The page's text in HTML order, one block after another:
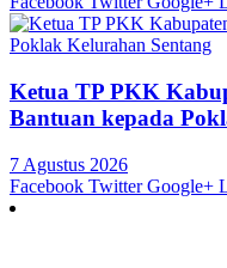
Ketua TP PKK
Bantuan kepada
7 Agustus 2026
Facebook Twitter Google+